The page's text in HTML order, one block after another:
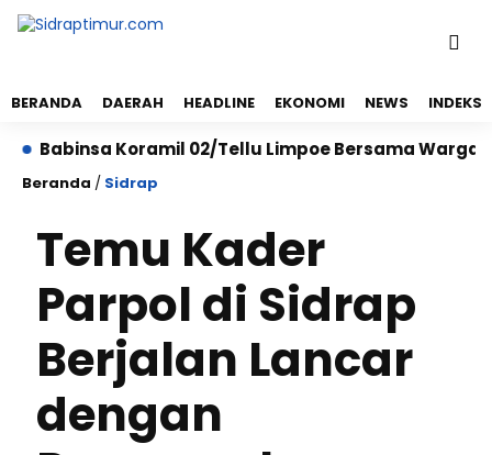
BERANDA DAERAH HEADLINE EKONOMI NEWS INDEKS
Koramil 02/Tellu Limpoe Bersama Warga
Beranda / Sidrap
Temu Kader
Parpol di Sidrap
Berjalan Lancar
dengan